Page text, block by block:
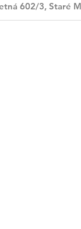
602/3, Staré